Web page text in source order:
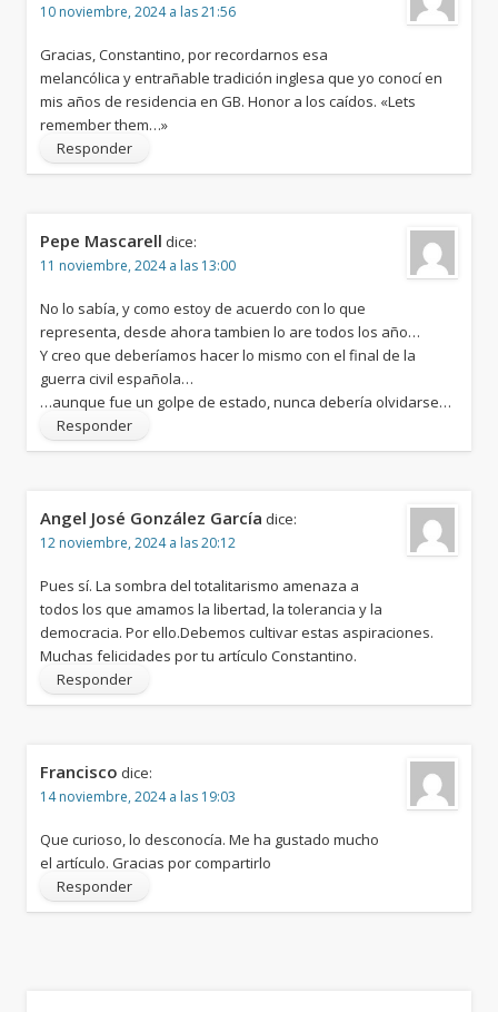
10 noviembre, 2024 a las 21:56
Gracias, Constantino, por recordarnos esa
melancólica y entrañable tradición inglesa que yo conocí en
mis años de residencia en GB. Honor a los caídos. «Lets
remember them…»
Responder
Pepe Mascarell dice:
11 noviembre, 2024 a las 13:00
No lo sabía, y como estoy de acuerdo con lo que
representa, desde ahora tambien lo are todos los año…
Y creo que deberíamos hacer lo mismo con el final de la
guerra civil española…
…aunque fue un golpe de estado, nunca debería olvidarse…
Responder
Angel José González García dice:
12 noviembre, 2024 a las 20:12
Pues sí. La sombra del totalitarismo amenaza a
todos los que amamos la libertad, la tolerancia y la
democracia. Por ello.Debemos cultivar estas aspiraciones.
Muchas felicidades por tu artículo Constantino.
Responder
Francisco dice:
14 noviembre, 2024 a las 19:03
Que curioso, lo desconocía. Me ha gustado mucho
el artículo. Gracias por compartirlo
Responder